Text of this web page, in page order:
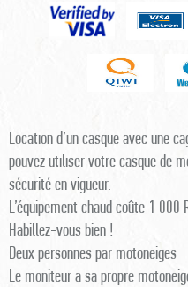
Location d’un casque avec une
pouvez utiliser votre casque de
sécurité en vigueur.
L’équipement chaud coûte 1 000
Habillez-vous bien !
Deux personnes par motoneiges
Le moniteur a sa propre